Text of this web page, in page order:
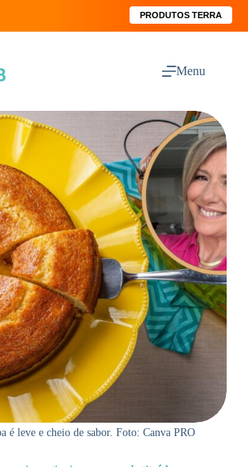
PRODUTOS TERRA
Menu
é leve e cheio de sabor. Foto: Canva PRO